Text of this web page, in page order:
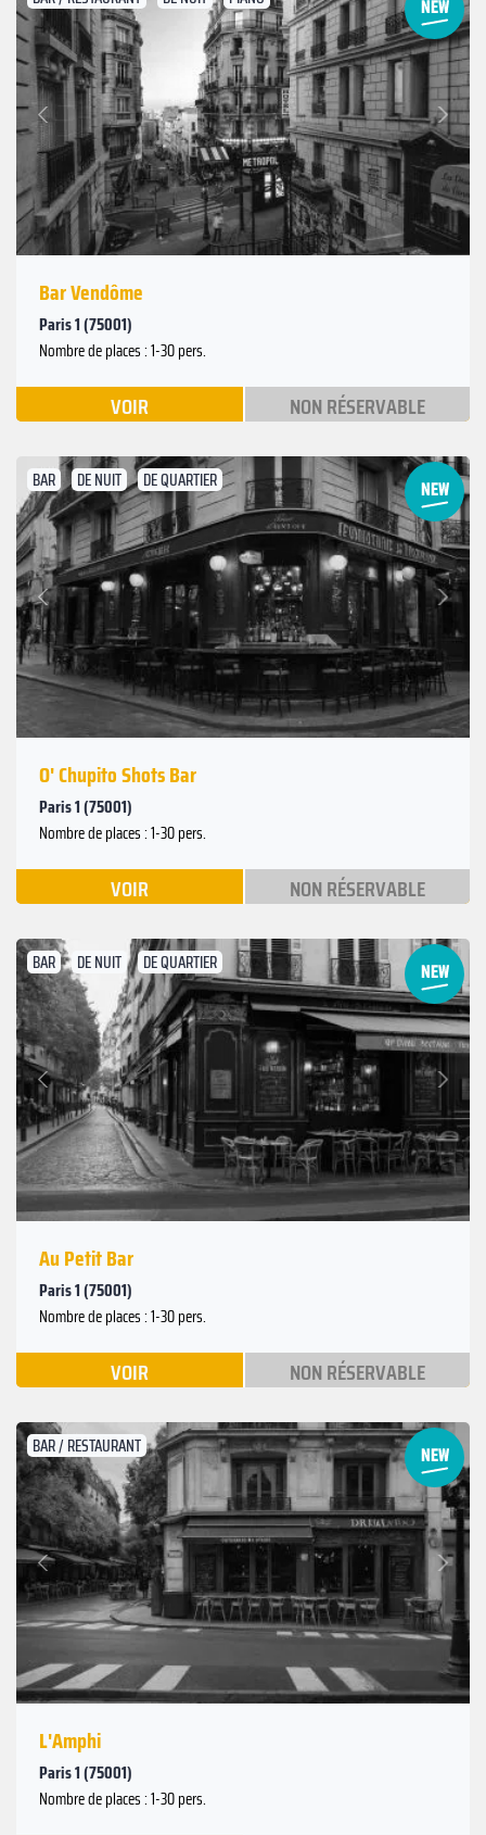
Précédent
Suivant
Bar Vendôme
Paris 1 (75001)
Nombre de places : 1-30 pers.
VOIR NON RÉSERVABLE
BAR DE NUIT DE QUARTIER
Précédent
Suivant
O' Chupito Shots Bar
Paris 1 (75001)
Nombre de places : 1-30 pers.
VOIR NON RÉSERVABLE
BAR DE NUIT DE QUARTIER
Précédent
Suivant
Au Petit Bar
Paris 1 (75001)
Nombre de places : 1-30 pers.
VOIR NON RÉSERVABLE
BAR / RESTAURANT
Précédent
Suivant
L'Amphi
Paris 1 (75001)
Nombre de places : 1-30 pers.